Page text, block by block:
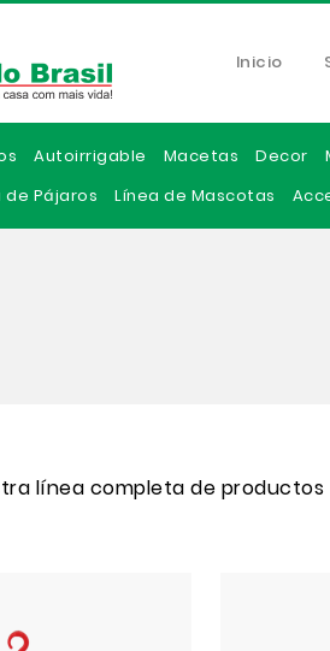
Inicio
Autoirrigable Macetas Decor
de Pájaros Línea de Mascotas
línea completa de productos